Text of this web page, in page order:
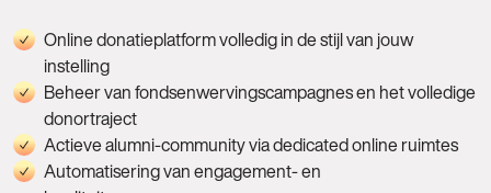
Online donatieplatform volledig in de stijl van jouw
instelling
Beheer van fondsenwervingscampagnes en het volledige
donortraject
Actieve alumni-community via dedicated online ruimtes
Automatisering van engagement- en